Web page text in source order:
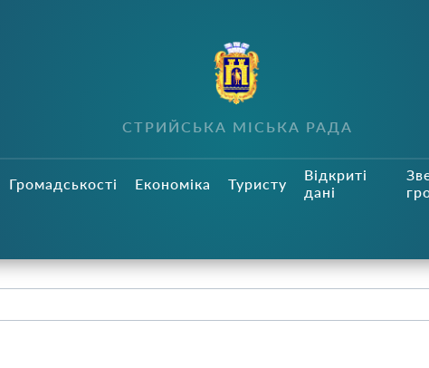
СТРИЙСЬКА МІСЬКА РАДА
Громадськості Економіка Туристу
Відкриті
дані